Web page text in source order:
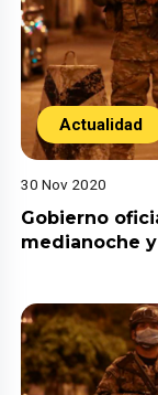
Actualidad
30 Nov 2020
Gobierno
medianoche